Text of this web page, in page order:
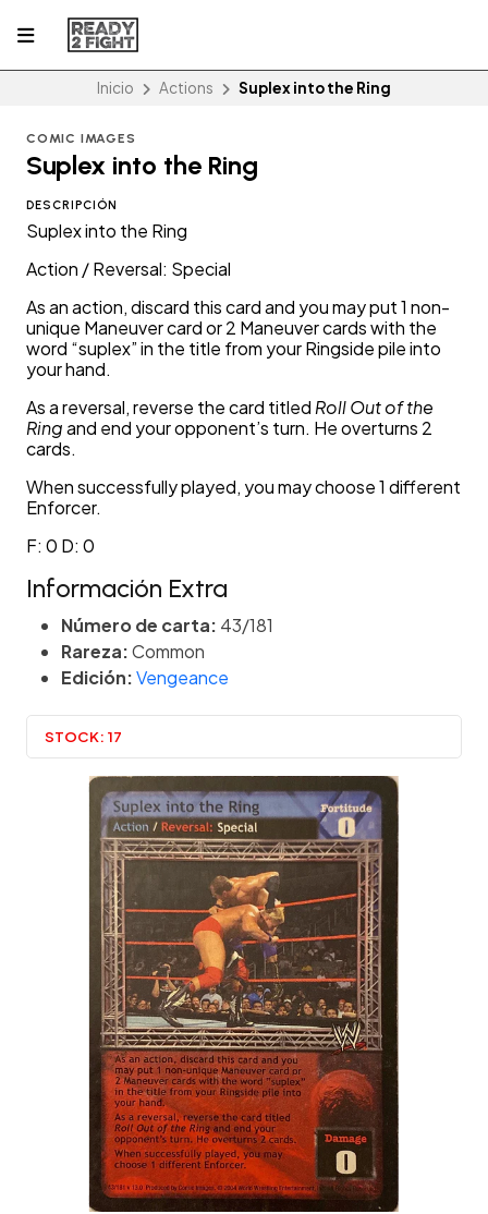
Inicio Actions Suplex into the Ring
COMIC IMAGES
Suplex into the Ring
DESCRIPCIÓN
Suplex into the Ring
Action / Reversal: Special
As an action, discard this card and you may put 1 non-
unique Maneuver card or 2 Maneuver cards with the
word “suplex” in the title from your Ringside pile into
your hand.
As a reversal, reverse the card titled Roll Out of the
Ringand end your opponent’s turn. He overturns 2
cards.
When successfully played, you may choose 1 different
Enforcer.
F: 0 D: 0
Información Extra
Número de carta: 43/181
Rareza:Common
Edición:Vengeance
STOCK: 17